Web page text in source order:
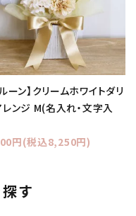
ーン】クリームホワイトダリ
レンジ M(名入れ・文字入
円(税込8,250円)
す